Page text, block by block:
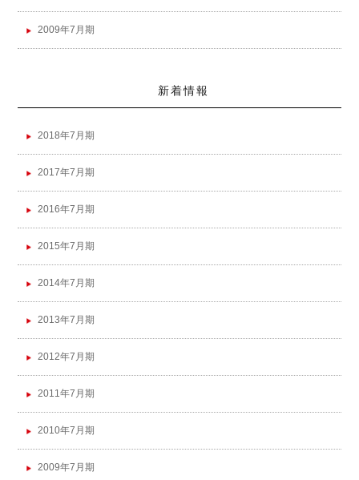
2009年7月期
新着情報
2018年7月期
2017年7月期
2016年7月期
2015年7月期
2014年7月期
2013年7月期
2012年7月期
2011年7月期
2010年7月期
2009年7月期